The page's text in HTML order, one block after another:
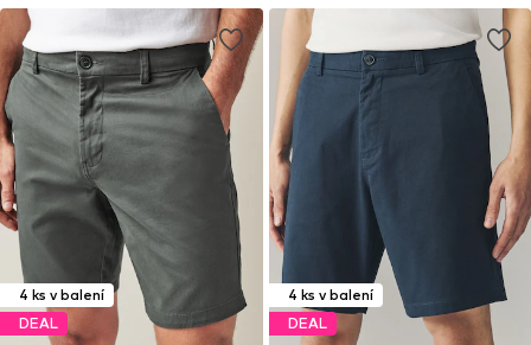
4 ks v balení
DEAL
4 ks v balení
DEAL